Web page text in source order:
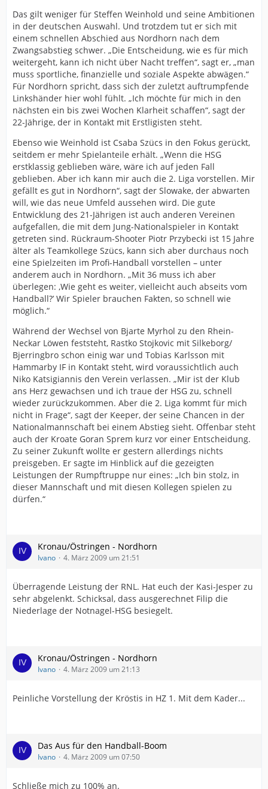
Das gilt weniger für Steffen Weinhold und seine Ambitionen
in der deutschen Auswahl. Und trotzdem tut er sich mit
einem schnellen Abschied aus Nordhorn nach dem
Zwangsabstieg schwer. „Die Entscheidung, wie es für mich
weitergeht, kann ich nicht über Nacht treffen“, sagt er, „man
muss sportliche, finanzielle und soziale Aspekte abwägen.“
Für Nordhorn spricht, dass sich der zuletzt auftrumpfende
Linkshänder hier wohl fühlt. „Ich möchte für mich in den
nächsten ein bis zwei Wochen Klarheit schaffen“, sagt der
22-Jährige, der in Kontakt mit Erstligisten steht.
Ebenso wie Weinhold ist Csaba Szücs in den Fokus gerückt,
seitdem er mehr Spielanteile erhält. „Wenn die HSG
erstklassig geblieben wäre, wäre ich auf jeden Fall
geblieben. Aber ich kann mir auch die 2. Liga vorstellen. Mir
gefällt es gut in Nordhorn“, sagt der Slowake, der abwarten
will, wie das neue Umfeld aussehen wird. Die gute
Entwicklung des 21-Jährigen ist auch anderen Vereinen
aufgefallen, die mit dem Jung-Nationalspieler in Kontakt
getreten sind. Rückraum-Shooter Piotr Przybecki ist 15 Jahre
älter als Teamkollege Szücs, kann sich aber durchaus noch
eine Spielzeiten im Profi-Handball vorstellen – unter
anderem auch in Nordhorn. „Mit 36 muss ich aber
überlegen: ,Wie geht es weiter, vielleicht auch abseits vom
Handball?’ Wir Spieler brauchen Fakten, so schnell wie
möglich.“
Während der Wechsel von Bjarte Myrhol zu den Rhein-
Neckar Löwen feststeht, Rastko Stojkovic mit Silkeborg/
Bjerringbro schon einig war und Tobias Karlsson mit
Hammarby IF in Kontakt steht, wird voraussichtlich auch
Niko Katsigiannis den Verein verlassen. „Mir ist der Klub
ans Herz gewachsen und ich traue der HSG zu, schnell
wieder zurückzukommen. Aber die 2. Liga kommt für mich
nicht in Frage“, sagt der Keeper, der seine Chancen in der
Nationalmannschaft bei einem Abstieg sieht. Offenbar steht
auch der Kroate Goran Sprem kurz vor einer Entscheidung.
Zu seiner Zukunft wollte er gestern allerdings nichts
preisgeben. Er sagte im Hinblick auf die gezeigten
Leistungen der Rumpftruppe nur eines: „Ich bin stolz, in
dieser Mannschaft und mit diesen Kollegen spielen zu
dürfen.“
Kronau/Östringen - Nordhorn
Ivano 4. März 2009 um 21:51
Überragende Leistung der RNL. Hat euch der Kasi-Jesper zu
sehr abgelenkt. Schicksal, dass ausgerechnet Filip die
Niederlage der Notnagel-HSG besiegelt.
Kronau/Östringen - Nordhorn
Ivano 4. März 2009 um 21:13
Peinliche Vorstellung der Kröstis in HZ 1. Mit dem Kader...
Das Aus für den Handball-Boom
Ivano 4. März 2009 um 07:50
Schließe mich zu 100% an.